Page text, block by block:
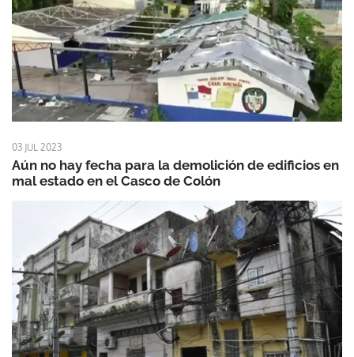
03 JUL 2023
Aún no hay fecha para la demolición de edificios en
mal estado en el Casco de Colón